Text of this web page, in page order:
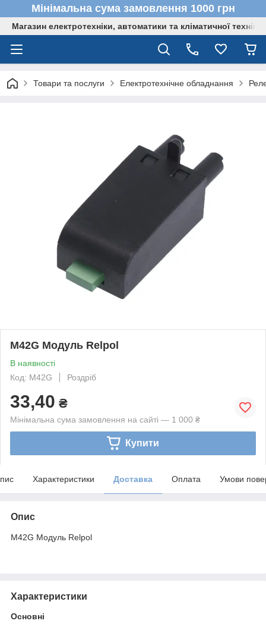
Мінімальна сума замовлення 1000 грн
Магазин електротехніки, автоматики та кліматичної техніки
Товари та послуги Електротехнічне обладнання
M42G Модуль Relpol
В наявності
Код: M42G
Роздріб
33,40 ₴
Мінімальна сума замовлення на сайті — 1 000 ₴
Купити
Характеристики Доставка Оплата Умови
Опис
M42G Модуль Relpol
Характеристики
Основні